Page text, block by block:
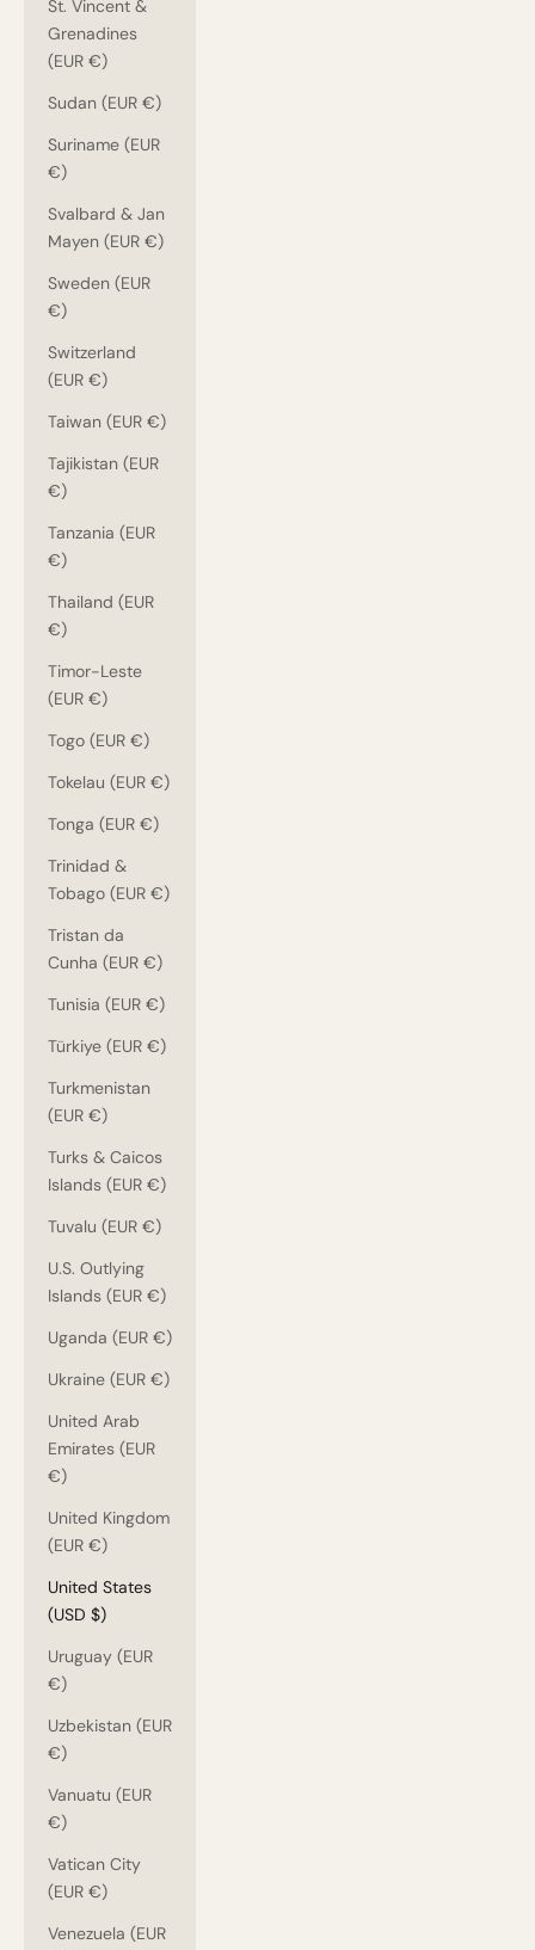
St. Vincent &
Grenadines
(EUR €)
Sudan (EUR €)
Suriname (EUR
€)
Svalbard & Jan
Mayen (EUR €)
Sweden (EUR
€)
Switzerland
(EUR €)
Taiwan (EUR €)
Tajikistan (EUR
€)
Tanzania (EUR
€)
Thailand (EUR
€)
Timor-Leste
(EUR €)
Togo (EUR €)
Tokelau (EUR €)
Tonga (EUR €)
Trinidad &
Tobago (EUR €)
Tristan da
Cunha (EUR €)
Tunisia (EUR €)
Türkiye (EUR €)
Turkmenistan
(EUR €)
Turks & Caicos
Islands (EUR €)
Tuvalu (EUR €)
U.S. Outlying
Islands (EUR €)
Uganda (EUR €)
Ukraine (EUR €)
United Arab
Emirates (EUR
€)
United Kingdom
(EUR €)
United States
(USD $)
Uruguay (EUR
€)
Uzbekistan (EUR
€)
Vanuatu (EUR
€)
Vatican City
(EUR €)
Venezuela (EUR